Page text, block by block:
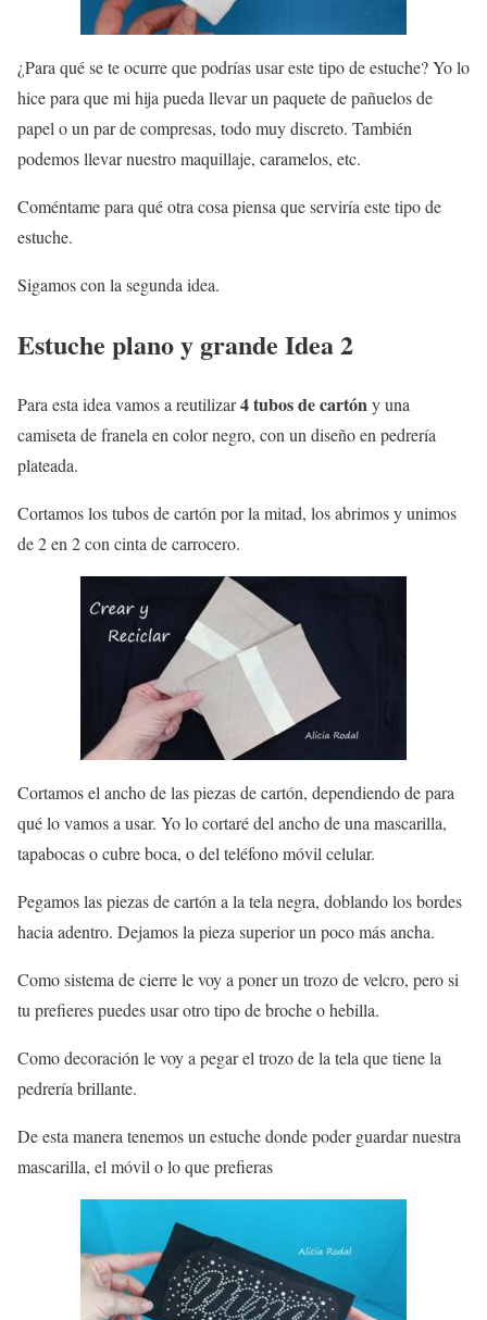
¿Para qué se te ocurre que podrías usar este tipo de estuche? Yo lo
hice para que mi hija pueda llevar un paquete de pañuelos de
papel o un par de compresas, todo muy discreto. También
podemos llevar nuestro maquillaje, caramelos, etc.
Coméntame para qué otra cosa piensa que serviría este tipo de
estuche.
Sigamos con la segunda idea.
Estuche plano y grande Idea 2
Para esta idea vamos a reutilizar4 tubos de cartón y una
camiseta de franela en color negro, con un diseño en pedrería
plateada.
Cortamos los tubos de cartón por la mitad, los abrimos y unimos
de 2 en 2 con cinta de carrocero.
Cortamos el ancho de las piezas de cartón, dependiendo de para
qué lo vamos a usar. Yo lo cortaré del ancho de una mascarilla,
tapabocas o cubre boca, o del teléfono móvil celular.
Pegamos las piezas de cartón a la tela negra, doblando los bordes
hacia adentro. Dejamos la pieza superior un poco más ancha.
Como sistema de cierre le voy a poner un trozo de velcro, pero si
tu prefieres puedes usar otro tipo de broche o hebilla.
Como decoración le voy a pegar el trozo de la tela que tiene la
pedrería brillante.
De esta manera tenemos un estuche donde poder guardar nuestra
mascarilla, el móvil o lo que prefieras